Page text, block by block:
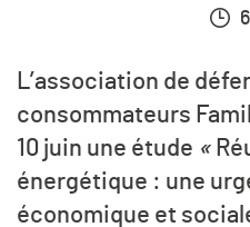
L’association de
consommateurs
10 juin une étude «
énergétique : une
économique et